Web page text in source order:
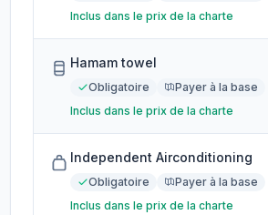
Inclus dans le prix de la charte
Hamam towel
Obligatoire
Payer à la base
Inclus dans le prix de la charte
Independent Airconditioning
Obligatoire
Payer à la base
Inclus dans le prix de la charte